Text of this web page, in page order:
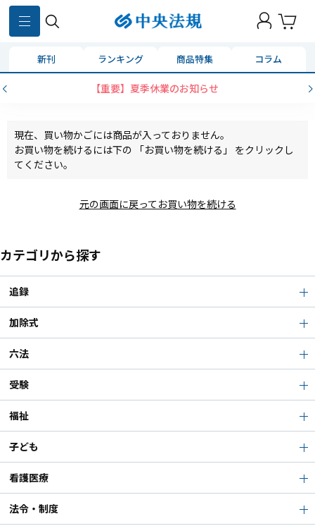
新刊 ランキング 商品特集 コラム
【重要】夏季休業のお知らせ
現在、買い物かごには商品が入っておりません。
お買い物を続けるには下の 「お買い物を続ける」 をクリックし
てください。
元の画面に戻ってお買い物を続ける
カテゴリから探す
追録
加除式
六法
受験
福祉
子ども
看護医療
法令・制度